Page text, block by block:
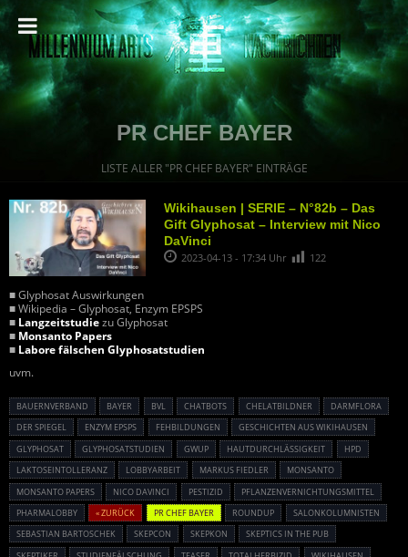
PR CHEF BAYER
LISTE ALLER "PR CHEF BAYER" EINTRÄGE
Wikihausen | SERIE – N°82b – Das
Gift Glyphosat – Interview mit Nico
DaVinci
2023-04-13 - 17:34 Uhr 122
■ Glyphosat Auswirkungen
■ Wikipedia – Glyphosat, Enzym EPSPS
■ Langzeitstudiezu Glyphosat
■ Monsanto Papers
■ Labore fälschen Glyphosatstudien
uvm.
BAUERNVERBAND BAYER BVL CHATBOTS CHELATBILDNER
DARMFLORA
DER SPIEGEL
ENZYM EPSPS FEHBILDUNGEN
GESCHICHTEN AUS WIKIHAUSEN
GLYPHOSAT
GLYPHOSATSTUDIEN GWUP HAUTDURCHLÄSSIGKEIT
HPD
LAKTOSEINTOLLERANZ
LOBBYARBEIT MARKUS FIEDLER
MONSANTO
MONSANTO PAPERS
NICO DAVINCI PESTIZID
PFLANZENVERNICHTUNGSMITTEL
PHARMALOBBY
« ZURÜCK PR CHEF BAYER ROUNDUP
SALONKOLUMNISTEN
SEBASTIAN BARTOSCHEK
SKEPCON SKEPKON
SKEPTICS IN THE PUB